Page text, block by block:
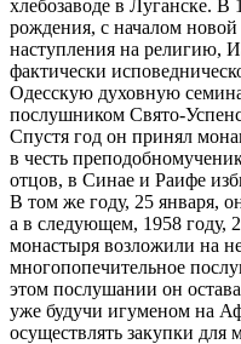
хлебозаводе в Луганске. В
рождения, с началом новой
наступления на религию,
фактически
Одесскую духовную
послушником Свято-
Спустя год он принял
в честь
отцов, в Синае и Раифе
В том же году, 25 января,
а в следующем, 1958 году,
монастыря возложили на
многопопечительное
этом послушании он
уже будучи игуменом на
осуществлять закупки для